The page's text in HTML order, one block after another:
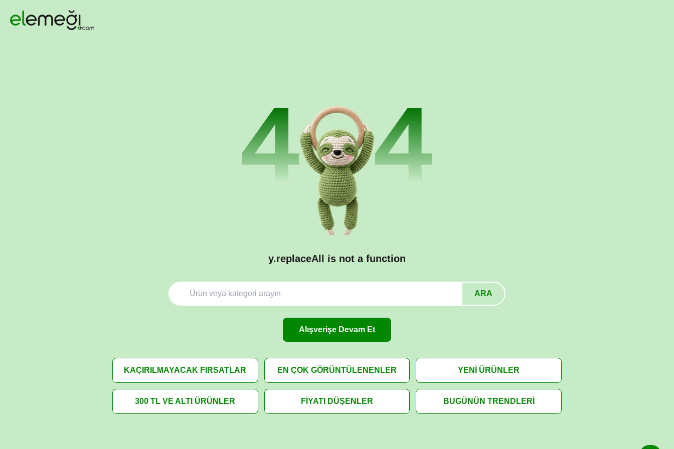
y.replaceAll is not a function
ARA
Alışverişe Devam Et
KAÇIRILMAYACAK FIRSATLAR EN ÇOK GÖRÜNTÜLENENLER YENİ ÜRÜNLER
300 TL VE ALTI ÜRÜNLER FİYATI DÜŞENLER BUGÜNÜN TRENDLERİ